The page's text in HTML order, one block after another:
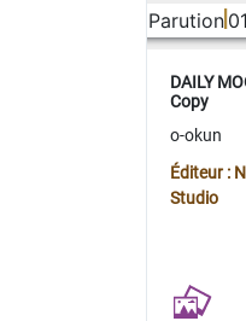
Parution
DAILY
Copy
o-okun
Éditeur :
Studio